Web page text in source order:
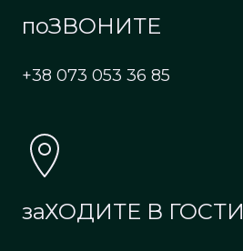
поЗВОНИТЕ
+38 073 053 36 85
заХОДИТЕ В ГОСТИ